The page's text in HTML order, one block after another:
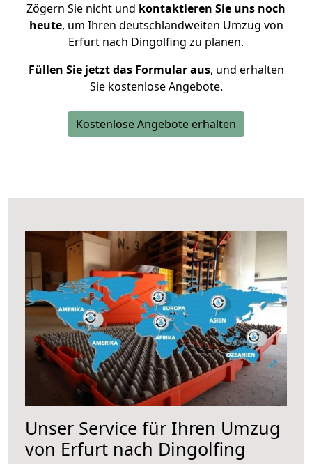
Zögern Sie nicht und kontaktieren Sie uns noch
heute, um Ihren deutschlandweiten Umzug von
Erfurt nach Dingolfing zu planen.
Füllen Sie jetzt das Formular aus, und erhalten
Sie kostenlose Angebote.
Kostenlose Angebote erhalten
Unser Service für Ihren Umzug
von Erfurt nach Dingolfing